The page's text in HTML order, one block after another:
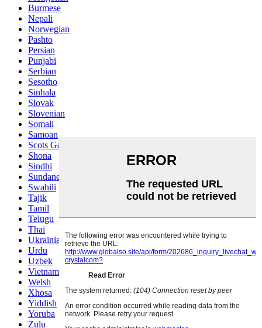
Burmese
Nepali
Norwegian
Pashto
Persian
Punjabi
Serbian
Sesotho
Sinhala
Slovak
Slovenian
Somali
Samoan
Scots Gaelic
Shona
Sindhi
Sundanese
Swahili
Tajik
Tamil
Telugu
Thai
Ukrainian
Urdu
Uzbek
Vietnamese
Welsh
Xhosa
Yiddish
Yoruba
Zulu